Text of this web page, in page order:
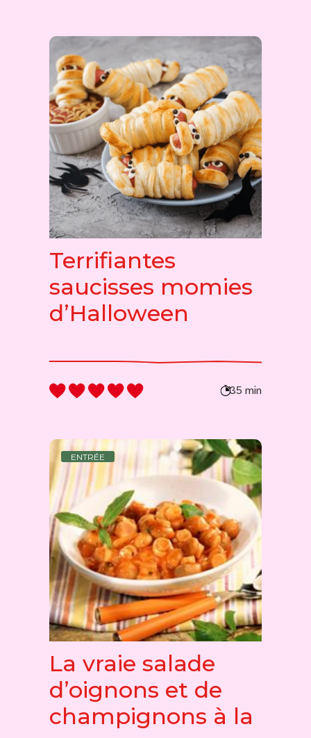
Terrifiantes
saucisses momies
d’Halloween
35 min
ENTRÉE
La vraie salade
d’oignons et de
champignons à la